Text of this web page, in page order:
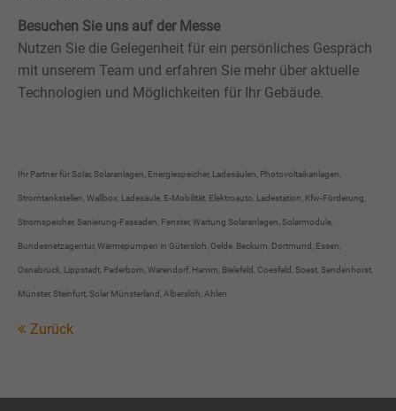
Besuchen Sie uns auf der Messe
Nutzen Sie die Gelegenheit für ein persönliches Gespräch
mit unserem Team und erfahren Sie mehr über aktuelle
Technologien und Möglichkeiten für Ihr Gebäude.
Ihr Partner für Solar, Solaranlagen, Energiespeicher, Ladesäulen, Photovoltaikanlagen,
Stromtankstellen, Wallbox, Ladesäule, E-Mobilität, Elektroauto, Ladestation, Kfw-Förderung,
Stromspeicher, Sanierung-Fassaden, Fenster, Wartung Solaranlagen, Solarmodule,
Bundesnetzagentur, Wärmepumpen in Gütersloh, Oelde, Beckum, Dortmund, Essen,
Osnabrück, Lippstadt, Paderborn, Warendorf, Hamm, Bielefeld, Coesfeld, Soest, Sendenhorst,
Münster, Steinfurt, Solar Münsterland, Albersloh, Ahlen
Zurück